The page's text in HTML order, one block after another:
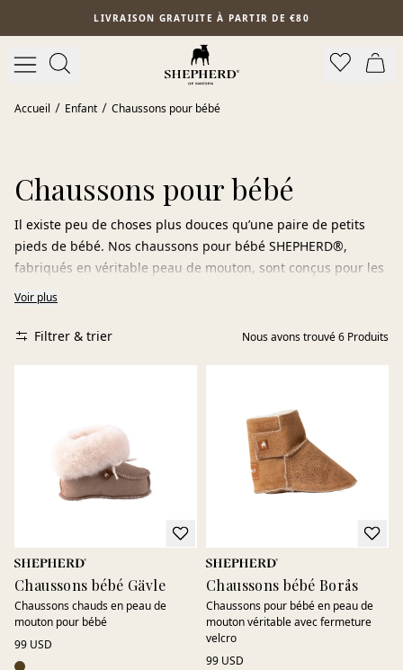
Aller au contenu principalLIVRAISON GRATUITE À PARTIR DE €80
Accueil Enfant Chaussons pour bébé
Chaussons pour bébé
Il existe peu de choses plus douces qu’une paire de petits
pieds de bébé. Nos chaussons pour bébé SHEPHERD®,
fabriqués en véritable peau de mouton, sont conçus pour les
envelopper de chaleur naturelle, de confort et de douceur
La structure naturelle de la peau de mouton aide à garder les
petits pieds agréablement chauds lorsqu’il fait froid et frais
permet aux pieds de bouger librement et confortablement
tout au long des petites aventures de la journée.
Voir plus
Filtrer & trier Nous avons trouvé6 Produits
Chaussons bébé Gävle
Chaussons chauds en peau de
mouton pour bébé
99 USD
Chaussons bébé Borås
Chaussons pour bébé en peau de
mouton véritable avec fermeture
velcro
99 USD